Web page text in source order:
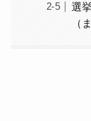
選
（